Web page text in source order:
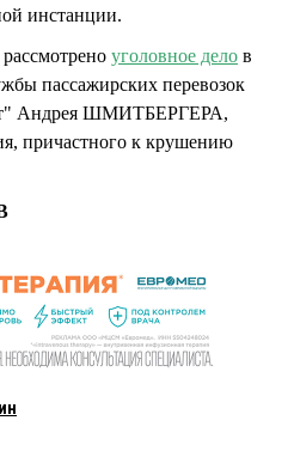
инстанции.
уголовное дело в
пассажирских перевозок
Андрея ШМИТБЕРГЕРА,
причастного к крушению